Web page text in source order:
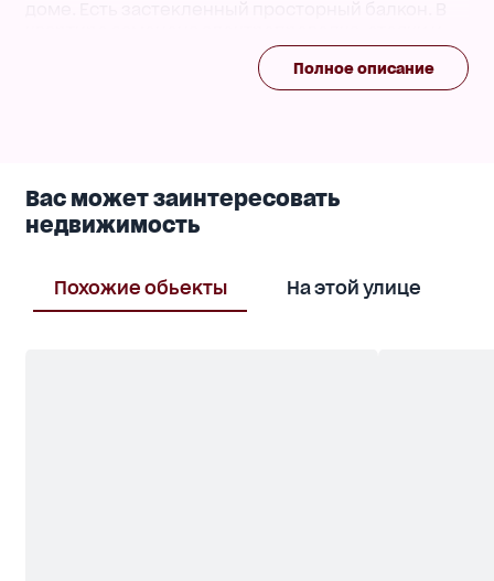
трубы. Стены выровнены под обои, на полу
качественный паркет. В санузле сделан свежий
ремонт. Квартира для воплощения ваших
Полное описание
Вас может заинтересовать
недвижимость
Похожие обьекты На этой улице